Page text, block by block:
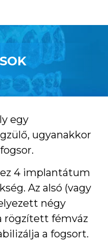
egy
ugyanakkor
4 implantátum
Az alsó (vagy
négy
rögzített fémváz
a fogsort.